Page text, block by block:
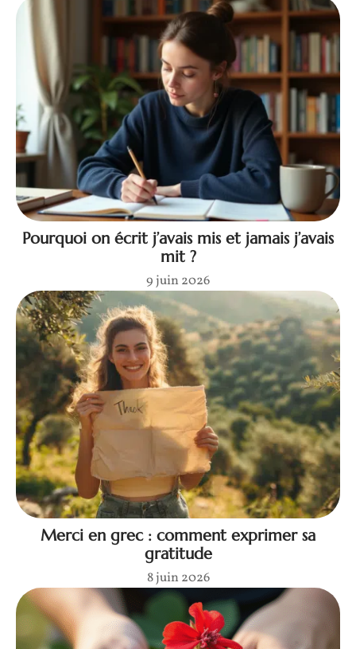
Pourquoi on écrit j’avais mis et jamais j’avais
mit ?
9 juin 2026
Merci en grec : comment exprimer sa
gratitude
8 juin 2026